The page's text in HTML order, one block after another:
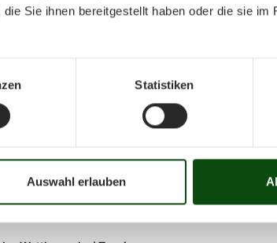
Sie ihnen bereitgestellt haben oder die sie im
Statistiken
Auswahl erlauben